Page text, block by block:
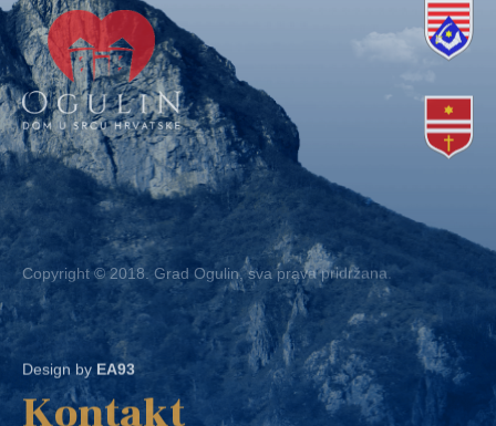
Copyright © 2018. Grad Ogulin, sva prava pridržana.
Design by EA93
Kontakt